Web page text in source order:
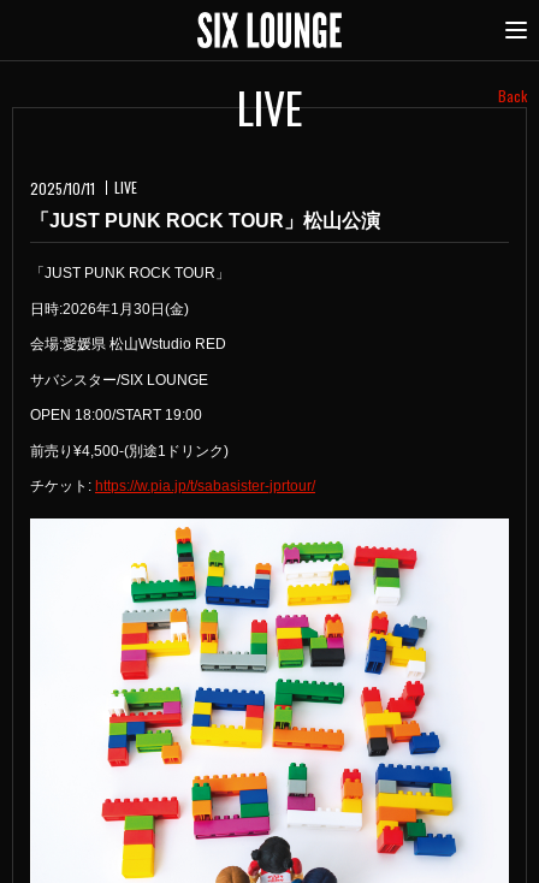
LIVE Back
2025/10/11
LIVE
「JUST PUNK ROCK TOUR」松山公演
「JUST PUNK ROCK TOUR」
日時:2026年1月30日(金)
会場:愛媛県 松山Wstudio RED
サバシスター/SIX LOUNGE
OPEN 18:00/START 19:00
前売り¥4,500-(別途1ドリンク)
チケット: https://w.pia.jp/t/sabasister-jprtour/